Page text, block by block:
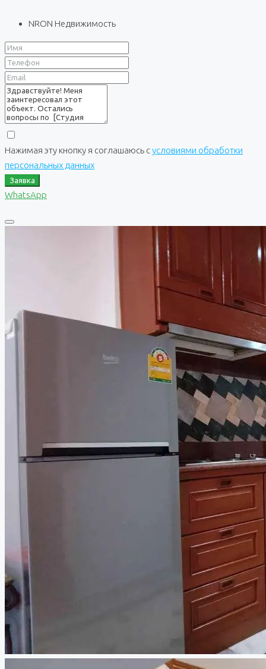
NRON Недвижимость
Нажимая эту кнопку я соглашаюсь сусловиями обработки
персональных данных
Заявка
WhatsApp